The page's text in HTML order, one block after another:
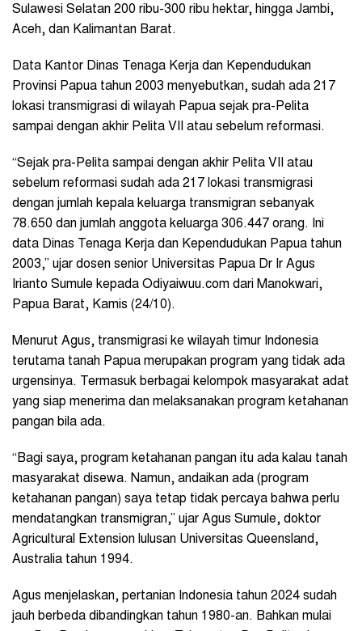
Sulawesi Selatan 200 ribu-300 ribu hektar, hingga Jambi,
Aceh, dan Kalimantan Barat.
Data Kantor Dinas Tenaga Kerja dan Kependudukan
Provinsi Papua tahun 2003 menyebutkan, sudah ada 217
lokasi transmigrasi di wilayah Papua sejak pra-Pelita
sampai dengan akhir Pelita VII atau sebelum reformasi.
“Sejak pra-Pelita sampai dengan akhir Pelita VII atau
sebelum reformasi sudah ada 217 lokasi transmigrasi
dengan jumlah kepala keluarga transmigran sebanyak
78.650 dan jumlah anggota keluarga 306.447 orang. Ini
data Dinas Tenaga Kerja dan Kependudukan Papua tahun
2003,” ujar dosen senior Universitas Papua Dr Ir Agus
Irianto Sumule kepada Odiyaiwuu.com dari Manokwari,
Papua Barat, Kamis (24/10).
Menurut Agus, transmigrasi ke wilayah timur Indonesia
terutama tanah Papua merupakan program yang tidak ada
urgensinya. Termasuk berbagai kelompok masyarakat adat
yang siap menerima dan melaksanakan program ketahanan
pangan bila ada.
“Bagi saya, program ketahanan pangan itu ada kalau tanah
masyarakat disewa. Namun, andaikan ada (program
ketahanan pangan) saya tetap tidak percaya bahwa perlu
mendatangkan transmigran,” ujar Agus Sumule, doktor
Agricultural Extension lulusan Universitas Queensland,
Australia tahun 1994.
Agus menjelaskan, pertanian Indonesia tahun 2024 sudah
jauh berbeda dibandingkan tahun 1980-an. Bahkan mulai